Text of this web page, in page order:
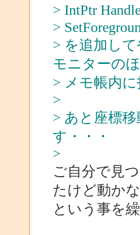
> IntPtr
>
> を追加し
モニターの
> メモ帳内
>
> あと座標
す・・・
>
ご自分で見
たけど動か
という事を